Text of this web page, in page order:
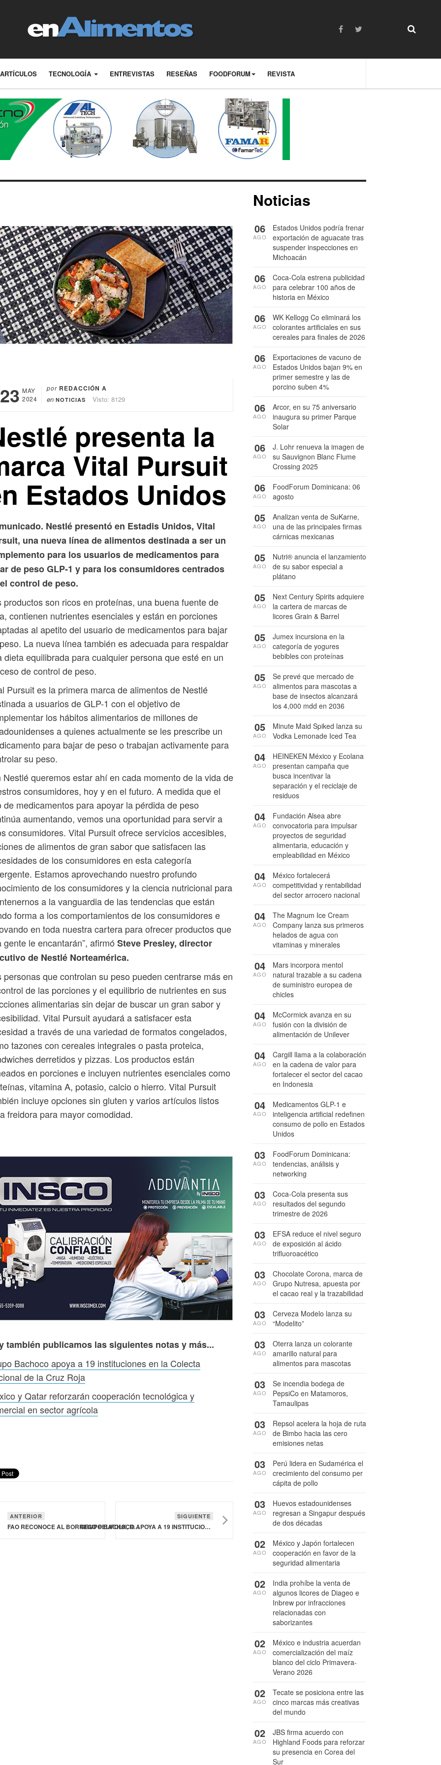
ARTÍCULOS TECNOLOGÍA ENTREVISTAS RESEÑAS FOODFORUM REVISTA
23 MAY
2024
por REDACCIÓN A
en NOTICIAS Visto: 8129
presenta la
Vital Pursuit
Estados Unidos
Nestlé presentó en Estadis Unidos, Vital
una nueva línea de alimentos destinada a ser un
para los usuarios de medicamentos para
de peso GLP-1 y para los consumidores centrados
control de peso.
productos son ricos en proteínas, una buena fuente de
contienen nutrientes esenciales y están en porciones
al apetito del usuario de medicamentos para bajar
La nueva línea también es adecuada para respaldar
dieta equilibrada para cualquier persona que esté en un
de control de peso.
Pursuit es la primera marca de alimentos de Nestlé
a usuarios de GLP-1 con el objetivo de
los hábitos alimentarios de millones de
a quienes actualmente se les prescribe un
para bajar de peso o trabajan activamente para
su peso.
Nestlé queremos estar ahí en cada momento de la vida de
consumidores, hoy y en el futuro. A medida que el
de medicamentos para apoyar la pérdida de peso
aumentando, vemos una oportunidad para servir a
consumidores. Vital Pursuit ofrece servicios accesibles,
de alimentos de gran sabor que satisfacen las
de los consumidores en esta categoría
Estamos aprovechando nuestro profundo
de los consumidores y la ciencia nutricional para
a la vanguardia de las tendencias que están
forma a los comportamientos de los consumidores e
en toda nuestra cartera para ofrecer productos que
gente le encantarán”, afirmó Steve Presley, director
de Nestlé Norteamérica.
personas que controlan su peso pueden centrarse más en
de las porciones y el equilibrio de nutrientes en sus
alimentarias sin dejar de buscar un gran sabor y
Vital Pursuit ayudará a satisfacer esta
a través de una variedad de formatos congelados,
tazones con cereales integrales o pasta proteica,
derretidos y pizzas. Los productos están
en porciones e incluyen nutrientes esenciales como
vitamina A, potasio, calcio o hierro. Vital Pursuit
incluye opciones sin gluten y varios artículos listos
freidora para mayor comodidad.
también publicamos las siguientes notas y más...
Bachoco apoya a 19 instituciones en la Colecta
de la Cruz Roja
y Qatar reforzarán cooperación tecnológica y
en sector agrícola
ANTERIOR
FAO RECONOCE AL BORREGO PELIFOLK, RAZA MEXICANA, AL INCORPORARLO AL SISTEMA MUNDIAL DE INFORMACIÓN DE LA DIVERSIDAD DE ANIMALES DOMÉSTICOS
SIGUIENTE
GRUPO BACHOCO APOYA A 19 INSTITUCIONES EN LA COLECTA NACIONAL DE LA CRUZ ROJA
Noticias
Estados Unidos podría frenar
exportación de aguacate tras
suspender inspecciones en
Michoacán
06
AGO
Coca-Cola estrena publicidad
para celebrar 100 años de
historia en México
06
AGO
WK Kellogg Co eliminará los
colorantes artificiales en sus
cereales para finales de 2026
06
AGO
Exportaciones de vacuno de
Estados Unidos bajan 9% en
primer semestre y las de
porcino suben 4%
06
AGO
Arcor, en su 75 aniversario
inaugura su primer Parque
Solar
06
AGO
J. Lohr renueva la imagen de
su Sauvignon Blanc Flume
Crossing 2025
06
AGO
FoodForum Dominicana: 06
agosto
06
AGO
Analizan venta de SuKarne,
una de las principales firmas
cárnicas mexicanas
05
AGO
Nutri® anuncia el lanzamiento
de su sabor especial a
plátano
05
AGO
Next Century Spirits adquiere
la cartera de marcas de
licores Grain & Barrel
05
AGO
Jumex incursiona en la
categoría de yogures
bebibles con proteínas
05
AGO
Se prevé que mercado de
alimentos para mascotas a
base de insectos alcanzará
los 4,000 mdd en 2036
05
AGO
Minute Maid Spiked lanza su
Vodka Lemonade Iced Tea
05
AGO
HEINEKEN México y Ecolana
presentan campaña que
busca incentivar la
separación y el reciclaje de
residuos
04
AGO
Fundación Alsea abre
convocatoria para impulsar
proyectos de seguridad
alimentaria, educación y
empleabilidad en México
04
AGO
México fortalecerá
competitividad y rentabilidad
del sector arrocero nacional
04
AGO
The Magnum Ice Cream
Company lanza sus primeros
helados de agua con
vitaminas y minerales
04
AGO
Mars incorpora mentol
natural trazable a su cadena
de suministro europea de
chicles
04
AGO
McCormick avanza en su
fusión con la división de
alimentación de Unilever
04
AGO
Cargill llama a la colaboración
en la cadena de valor para
fortalecer el sector del cacao
en Indonesia
04
AGO
Medicamentos GLP-1 e
inteligencia artificial redefinen
consumo de pollo en Estados
Unidos
04
AGO
FoodForum Dominicana:
tendencias, análisis y
networking
03
AGO
Coca-Cola presenta sus
resultados del segundo
trimestre de 2026
03
AGO
EFSA reduce el nivel seguro
de exposición al ácido
trifluoroacético
03
AGO
Chocolate Corona, marca de
Grupo Nutresa, apuesta por
el cacao real y la trazabilidad
03
AGO
Cerveza Modelo lanza su
“Modelito”
03
AGO
Oterra lanza un colorante
amarillo natural para
alimentos para mascotas
03
AGO
Se incendia bodega de
PepsiCo en Matamoros,
Tamaulipas
03
AGO
Repsol acelera la hoja de ruta
de Bimbo hacia las cero
emisiones netas
03
AGO
Perú lidera en Sudamérica el
crecimiento del consumo per
cápita de pollo
03
AGO
Huevos estadounidenses
regresan a Singapur después
de dos décadas
03
AGO
México y Japón fortalecen
cooperación en favor de la
seguridad alimentaria
02
AGO
India prohíbe la venta de
algunos licores de Diageo e
Inbrew por infracciones
relacionadas con
saborizantes
02
AGO
México e industria acuerdan
comercialización del maíz
blanco del ciclo Primavera-
Verano 2026
02
AGO
Tecate se posiciona entre las
cinco marcas más creativas
del mundo
02
AGO
JBS firma acuerdo con
Highland Foods para reforzar
su presencia en Corea del
Sur
02
AGO